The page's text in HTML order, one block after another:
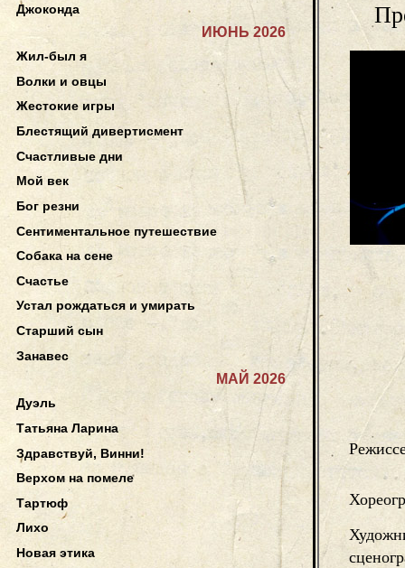
Джоконда
ИЮНЬ 2026
Жил-был я
Волки и овцы
Жестокие игры
Блестящий дивертисмент
Счастливые дни
Мой век
Бог резни
Сентиментальное путешествие
Собака на сене
Счастье
Устал рождаться и умирать
Старший сын
Занавес
МАЙ 2026
Дуэль
Татьяна Ларина
Здравствуй, Винни!
Верхом на помеле
Тартюф
Лихо
Новая этика